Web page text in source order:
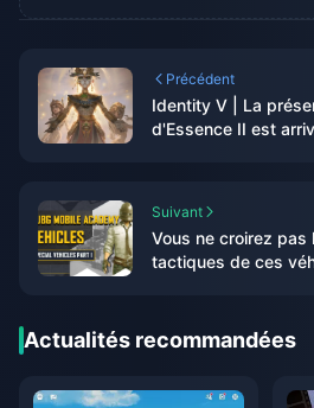
Précédent
Identity V | La
d'Essence II est
Suivant
Vous ne croirez pas
tactiques de ces
Actualités recommandées